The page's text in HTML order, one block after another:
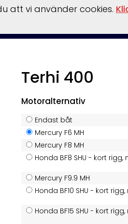
Terhi 400
Motoralternativ
Endast båt
Mercury F6 MH
Mercury F8 MH
Honda BF8 SHU - kort
Mercury F9.9 MH
Honda BF10 SHU - kort
Honda BF15 SHU - kort
att vi använder cookies.